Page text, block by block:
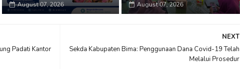
August 07, 2026 August 07, 2026
NEXT
Sekda Kabupaten Bima: Penggunaan Dana Covid-19 Telah
Melalui Prosedur
Padati Kantor